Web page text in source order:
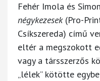
Fehér Imola és
négykezesek(Pro-
Csíkszereda) című
eltér a megszokott
vagy a társszerzős
„lélek” kötötte egybe